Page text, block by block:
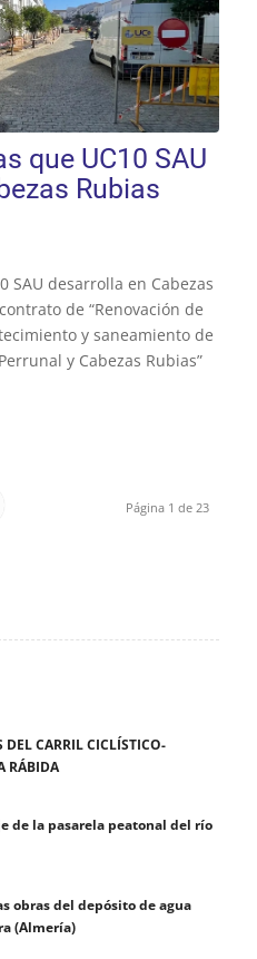
que UC10 SAU
Rubias
SAU desarrolla en Cabezas
de “Renovación de
y saneamiento de
y Cabezas Rubias”
Página 1 de 23
CARRIL CICLÍSTICO-
RÁBIDA
de la pasarela peatonal del río
obras del depósito de agua
(Almería)